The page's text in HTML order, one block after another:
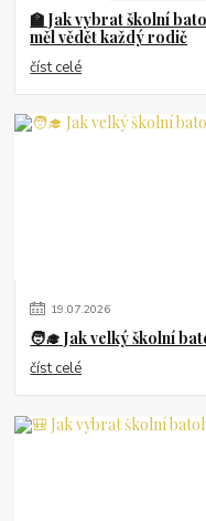
🏫 Jak vybrat školní
měl vědět každý rodič
číst celé
19.07.2026
🧑‍🎓 Jak velký školní
číst celé